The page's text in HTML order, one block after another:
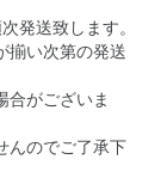
発送致します。
揃い次第の発送
合がございま
んのでご了承下